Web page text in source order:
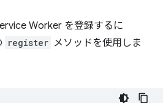
Worker を登録するに
register メソッドを使用しま